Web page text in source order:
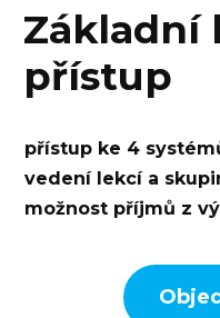
Základní
přístup
přístup ke 4
vedení lekcí a
možnost příjmů z